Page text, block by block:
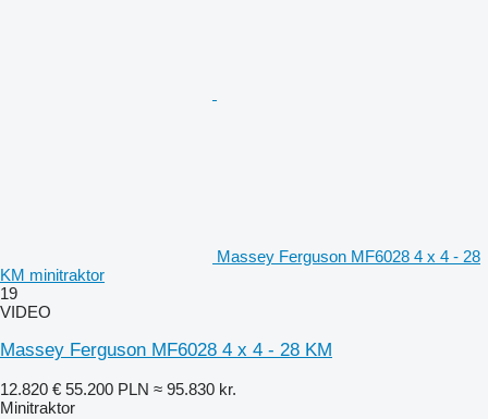
Massey Ferguson MF6028 4 x 4 - 28
KM minitraktor
19
VIDEO
Massey Ferguson MF6028 4 x 4 - 28 KM
12.820 € 55.200 PLN ≈ 95.830 kr.
Minitraktor